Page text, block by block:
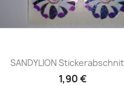
SANDYLION
1,90 €